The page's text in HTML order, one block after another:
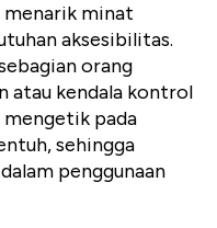
menarik minat
aksesibilitas.
orang
atau kendala kontrol
pada
sehingga
penggunaan